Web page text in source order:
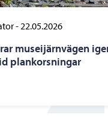
- 22.05.2026
museijärnvägen
plankorsningar